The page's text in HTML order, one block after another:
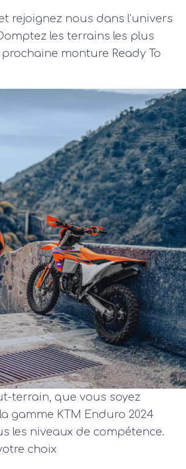
rejoignez nous dans l’univers
les terrains les plus
monture Ready To
terrain, que vous soyez
gamme KTM Enduro 2024
les niveaux de compétence.
choix